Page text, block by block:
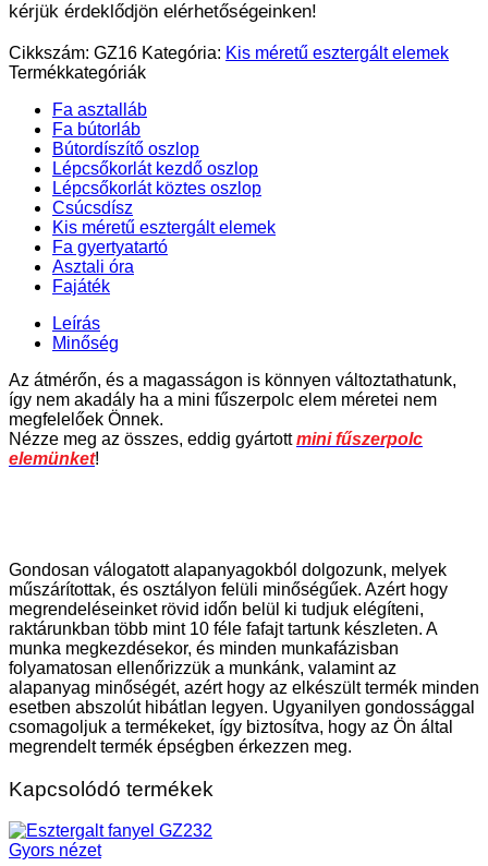
kérjük érdeklődjön elérhetőségeinken!
Cikkszám: GZ16 Kategória: Kis méretű esztergált elemek
Termékkategóriák
Fa asztalláb
Fa bútorláb
Bútordíszítő oszlop
Lépcsőkorlát kezdő oszlop
Lépcsőkorlát köztes oszlop
Csúcsdísz
Kis méretű esztergált elemek
Fa gyertyatartó
Asztali óra
Fajáték
Leírás
Minőség
Az átmérőn, és a magasságon is könnyen változtathatunk,
így nem akadály ha a mini fűszerpolc elem méretei nem
megfelelőek Önnek.
Nézze meg az összes, eddig gyártottmini fűszerpolc
elemünket!
Gondosan válogatott alapanyagokból dolgozunk, melyek
műszárítottak, és osztályon felüli minőségűek. Azért hogy
megrendeléseinket rövid időn belül ki tudjuk elégíteni,
raktárunkban több mint 10 féle fafajt tartunk készleten. A
munka megkezdésekor, és minden munkafázisban
folyamatosan ellenőrizzük a munkánk, valamint az
alapanyag minőségét, azért hogy az elkészült termék minden
esetben abszolút hibátlan legyen. Ugyanilyen gondossággal
csomagoljuk a termékeket, így biztosítva, hogy az Ön által
megrendelt termék épségben érkezzen meg.
Kapcsolódó termékek
Gyors nézet